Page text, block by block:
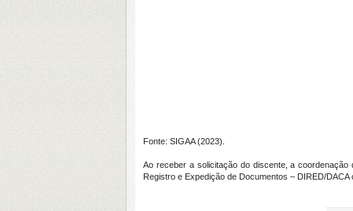
Fonte: SIGAA (2023).
Ao receber a solicitação do discente, a
Registro e Expedição de Documentos – DIRED/